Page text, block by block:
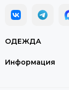
ОДЕЖДА
Информация